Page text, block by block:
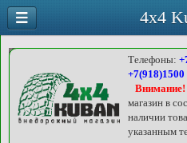
Телефоны:
Внимание!
магазин в
наличии
указанным
4x4